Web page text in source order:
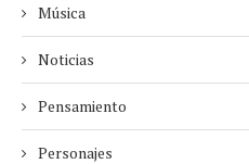
Música
Noticias
Pensamiento
Personajes